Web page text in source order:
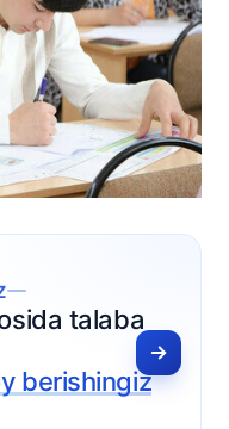
talaba